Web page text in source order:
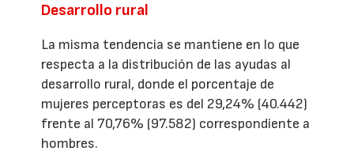
Desarrollo rural
La misma tendencia se mantiene en lo que
respecta a la distribución de las ayudas al
desarrollo rural, donde el porcentaje de
mujeres perceptoras es del 29,24% (40.442)
frente al 70,76% (97.582) correspondiente a
hombres.